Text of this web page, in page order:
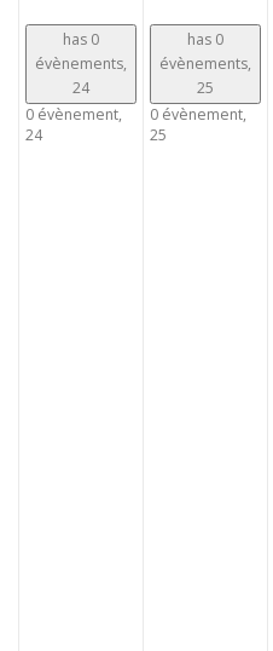
has 0
évènements,
24
0 évènement,
24
has 0
évènements,
25
0 évènement,
25